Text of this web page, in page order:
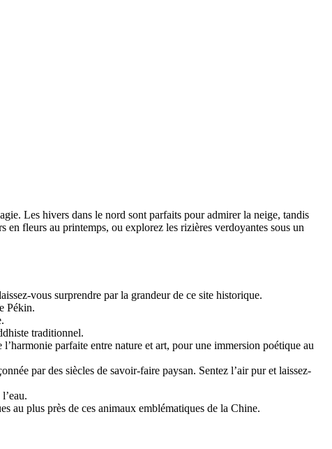
Les hivers dans le nord sont parfaits pour admirer la neige, tandis
en fleurs au printemps, ou explorez les rizières verdoyantes sous un
vous surprendre par la grandeur de ce site historique.
Pékin.
traditionnel.
parfaite entre nature et art, pour une immersion poétique au
par des siècles de savoir-faire paysan. Sentez l’air pur et laissez-
au plus près de ces animaux emblématiques de la Chine.